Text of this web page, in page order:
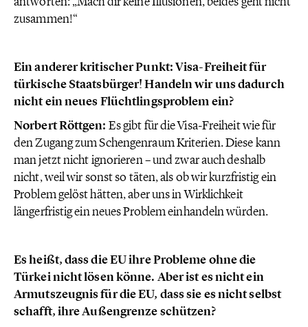
zusammen!“
Ein anderer kritischer Punkt: Visa-Freiheit für
türkische Staatsbürger! Handeln wir uns dadurch
nicht ein neues Flüchtlingsproblem ein?
Norbert Röttgen: Es gibt für die Visa-Freiheit wie für
den Zugang zum Schengenraum Kriterien. Diese kann
man jetzt nicht ignorieren – und zwar auch deshalb
nicht, weil wir sonst so täten, als ob wir kurzfristig ein
Problem gelöst hätten, aber uns in Wirklichkeit
längerfristig ein neues Problem einhandeln würden.
Es heißt, dass die EU ihre Probleme ohne die
Türkei nicht lösen könne. Aber ist es nicht ein
Armutszeugnis für die EU, dass sie es nicht selbst
schafft, ihre Außengrenze schützen?